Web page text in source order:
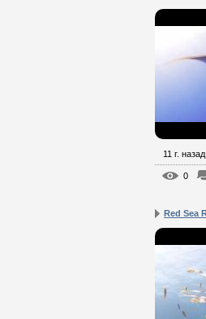
11 г. назад
0
Red Sea